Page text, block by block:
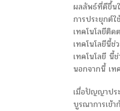
ผลลัพธ์ที่ดีขึ้น
การประยุกต์
เทคโนโลยีติ
เทคโนโลยีนี้
เทคโนโลยี นี้
นอกจากนี้ เท
เมื่อปัญญาปร
บูรณาการเข้